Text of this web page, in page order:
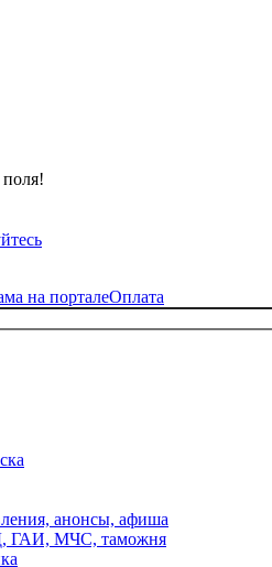
на порталеОплата
анонсы, афиша
ГАИ, МЧС, таможня